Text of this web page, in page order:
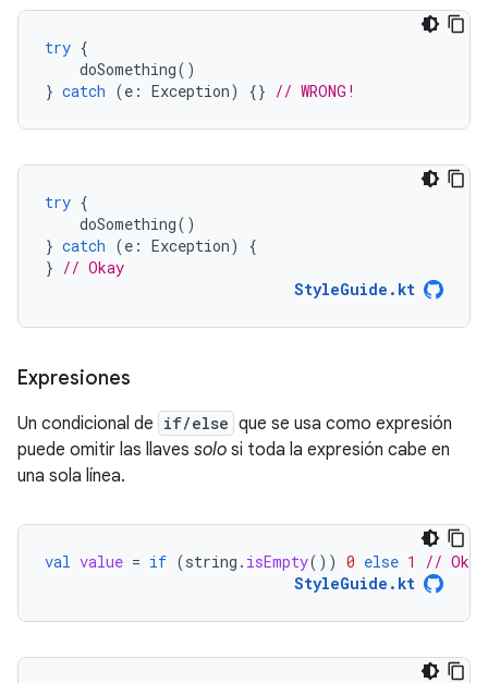
try {
doSomething()
} catch (e : Exception) {} // WRONG!
try {
doSomething()
} catch (e : Exception)
{
} // Okay
StyleGuide.kt
Expresiones
Un condicional de if/else que se usa como expresión
puede omitir las llaves solo si toda la expresión cabe en
una sola línea.
val value = if (string . isEmpty()) 0 else 1
// Okay
StyleGuide.kt